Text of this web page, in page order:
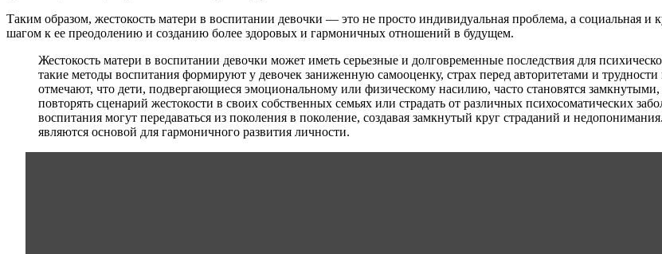
Таким образом, жестокость матери в воспитании девочки — это не просто индивидуальная проблема, а социальная
шагом к ее преодолению и созданию более здоровых и гармоничных отношений в будущем.
Жестокость матери в воспитании девочки может иметь серьезные и долговременные последствия для
такие методы воспитания формируют у девочек заниженную самооценку, страх перед авторитетами и
отмечают, что дети, подвергающиеся эмоциональному или физическому насилию, часто становятся
повторять сценарий жестокости в своих собственных семьях или страдать от различных психосоматических
воспитания могут передаваться из поколения в поколение, создавая замкнутый круг страданий и
являются основой для гармоничного развития личности.